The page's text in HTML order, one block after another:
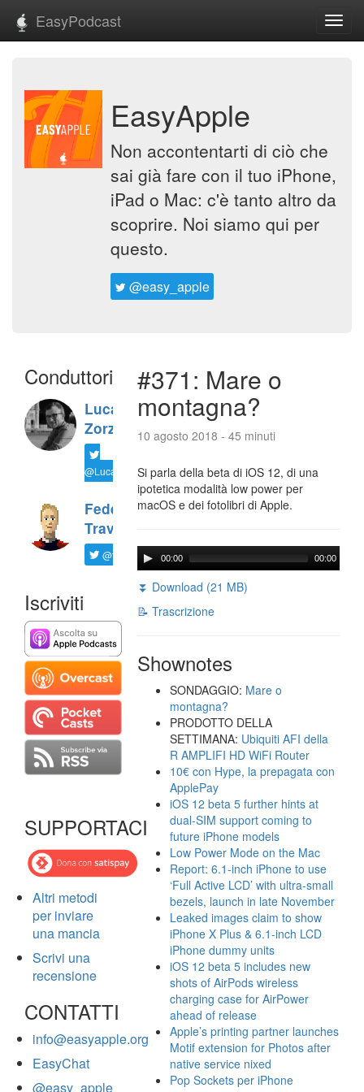
EasyPodcast
EasyApple
Non accontentarti di ciò che
sai già fare con il tuo iPhone,
iPad o Mac: c'è tanto altro da
scoprire. Noi siamo qui per
questo.
@easy_apple
Conduttori
Luca
Zorzi
@LucaTNT
Federico
Travaini
@ftrava
Iscriviti
SUPPORTACI
Altri metodi
per inviare
una mancia
Scrivi una
recensione
CONTATTI
info@easyapple.org
EasyChat
@easy_apple
#371: Mare o
montagna?
10 agosto 2018 - 45 minuti
Si parla della beta di iOS 12, di una
ipotetica modalità low power per
macOS e dei fotolibri di Apple.
00:00 00:00
⏬ Download (21 MB)
📝 Trascrizione
Shownotes
SONDAGGIO: Mare o
montagna?
PRODOTTO DELLA
SETTIMANA: Ubiquiti AFI della
R AMPLIFI HD WiFi Router
10€ con Hype, la prepagata con
ApplePay
iOS 12 beta 5 further hints at
dual-SIM support coming to
future iPhone models
Low Power Mode on the Mac
Report: 6.1-inch iPhone to use
‘Full Active LCD’ with ultra-small
bezels, launch in late November
Leaked images claim to show
iPhone X Plus & 6.1-inch LCD
iPhone dummy units
iOS 12 beta 5 includes new
shots of AirPods wireless
charging case for AirPower
ahead of release
Apple’s printing partner launches
Motif extension for Photos after
native service nixed
Pop Sockets per iPhone